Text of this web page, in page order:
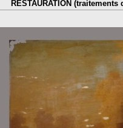
RESTAURATION